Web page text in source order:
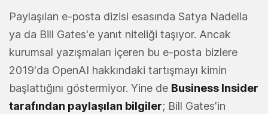
Paylaşılan e-posta dizisi esasında Satya Nadella
ya da Bill Gates'e yanıt niteliği taşıyor. Ancak
kurumsal yazışmaları içeren bu e-posta bizlere
2019'da OpenAI hakkındaki tartışmayı kimin
başlattığını göstermiyor. Yine de Business Insider
tarafından paylaşılan bilgiler; Bill Gates'in